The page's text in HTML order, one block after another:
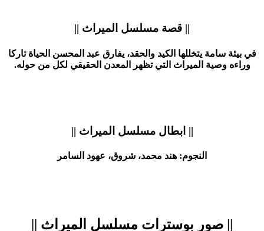
|| قصة مسلسل الميراث ||
في بيئة سامة يتخللها الكيد والحقد، يفارق عبد المحسن الحياة تاركا
وراءه وصية الميراث التي تظهر المعدن الحقيقي لكل من حوله.
|| ابطال مسلسل الميراث ||
النجوم: هند محمد، شروق، عهود السامر
|| صور بوسترات مسلسل الميراث ||